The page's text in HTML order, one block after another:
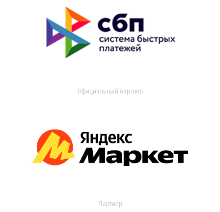
Официальный партнер
Партнер